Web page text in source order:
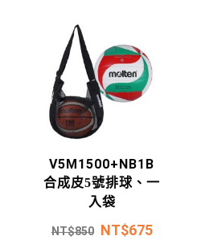
V5M1500+NB1B
合成皮5號排球、一
入袋
NT$850 NT$675